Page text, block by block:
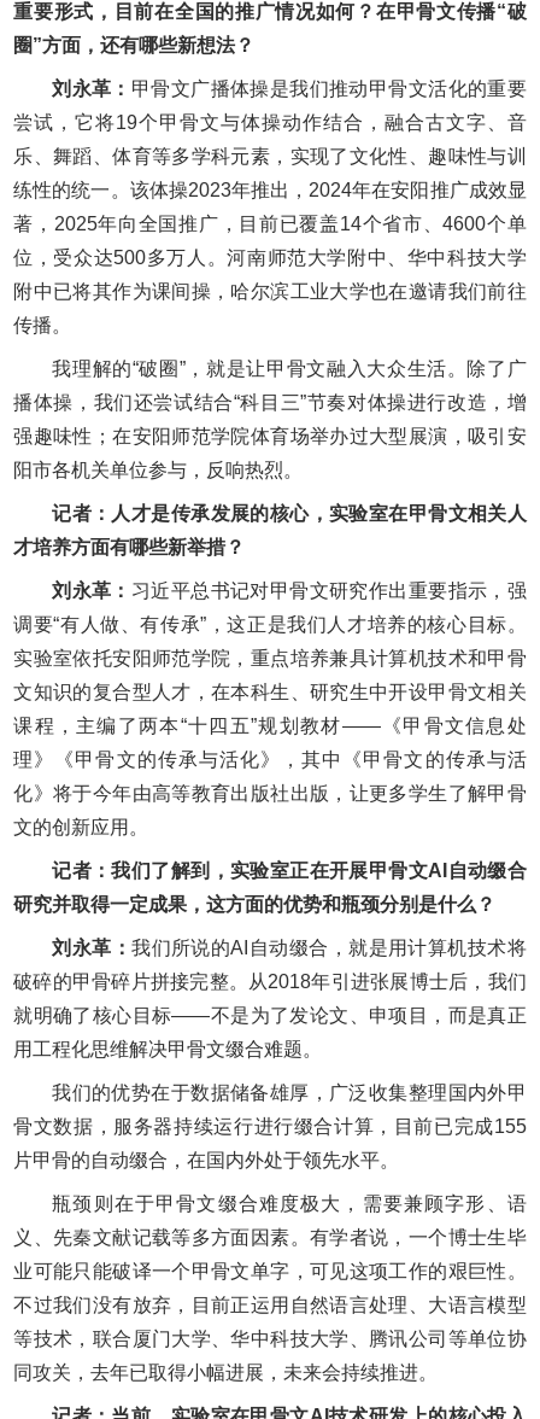
重要形式，目前在全国的推广情况如何？在甲骨文传播“破
圈”方面，还有哪些新想法？
刘永革： 甲骨文广播体操是我们推动甲骨文活化的重要
尝试，它将19个甲骨文与体操动作结合，融合古文字、音
乐、舞蹈、体育等多学科元素，实现了文化性、趣味性与训
练性的统一。该体操2023年推出，2024年在安阳推广成效显
著，2025年向全国推广，目前已覆盖14个省市、4600个单
位，受众达500多万人。河南师范大学附中、华中科技大学
附中已将其作为课间操，哈尔滨工业大学也在邀请我们前往
传播。
我理解的“破圈”，就是让甲骨文融入大众生活。除了广
播体操，我们还尝试结合“科目三”节奏对体操进行改造，增
强趣味性；在安阳师范学院体育场举办过大型展演，吸引安
阳市各机关单位参与，反响热烈。
记者：人才是传承发展的核心，实验室在甲骨文相关人
才培养方面有哪些新举措？
刘永革： 习近平总书记对甲骨文研究作出重要指示，强
调要“有人做、有传承”，这正是我们人才培养的核心目标。
实验室依托安阳师范学院，重点培养兼具计算机技术和甲骨
文知识的复合型人才，在本科生、研究生中开设甲骨文相关
课程，主编了两本“十四五”规划教材——《甲骨文信息处
理》《甲骨文的传承与活化》，其中《甲骨文的传承与活
化》将于今年由高等教育出版社出版，让更多学生了解甲骨
文的创新应用。
记者：我们了解到，实验室正在开展甲骨文AI自动缀合
研究并取得一定成果，这方面的优势和瓶颈分别是什么？
刘永革：我们所说的AI自动缀合，就是用计算机技术将
破碎的甲骨碎片拼接完整。从2018年引进张展博士后，我们
就明确了核心目标——不是为了发论文、申项目，而是真正
用工程化思维解决甲骨文缀合难题。
我们的优势在于数据储备雄厚，广泛收集整理国内外甲
骨文数据，服务器持续运行进行缀合计算，目前已完成155
片甲骨的自动缀合，在国内外处于领先水平。
瓶颈则在于甲骨文缀合难度极大，需要兼顾字形、语
义、先秦文献记载等多方面因素。有学者说，一个博士生毕
业可能只能破译一个甲骨文单字，可见这项工作的艰巨性。
不过我们没有放弃，目前正运用自然语言处理、大语言模型
等技术，联合厦门大学、华中科技大学、腾讯公司等单位协
同攻关，去年已取得小幅进展，未来会持续推进。